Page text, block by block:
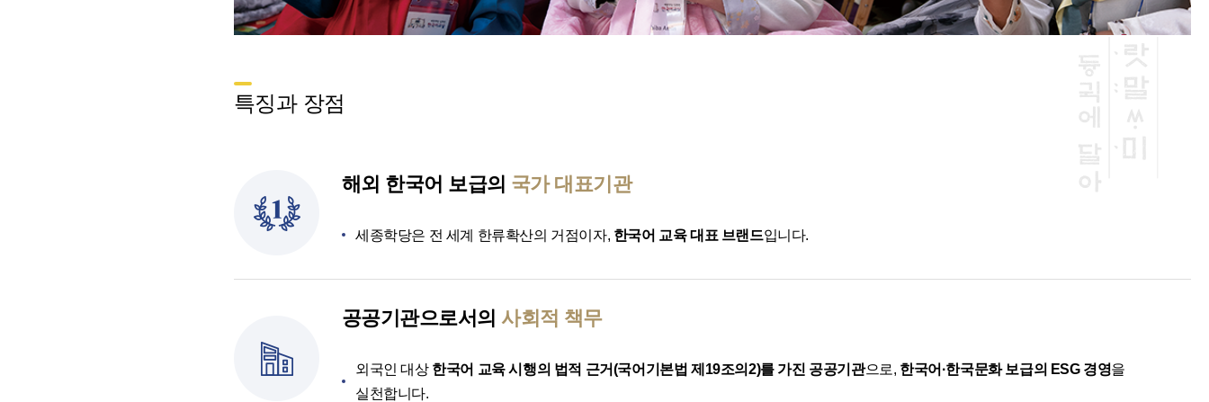
특징과 장점
해외 한국어 보급의 국가 대표기관
세종학당은 전 세계 한류확산의 거점이자, 한국어 교육 대표 브랜드입니다.
공공기관으로서의 사회적 책무
외국인 대상 한국어 교육 시행의 법적 근거(국어기본법 제19조의2)를 가진 공공기관으로, 한국어·한국문화 보급의 ESG 경영을
실천합니다.